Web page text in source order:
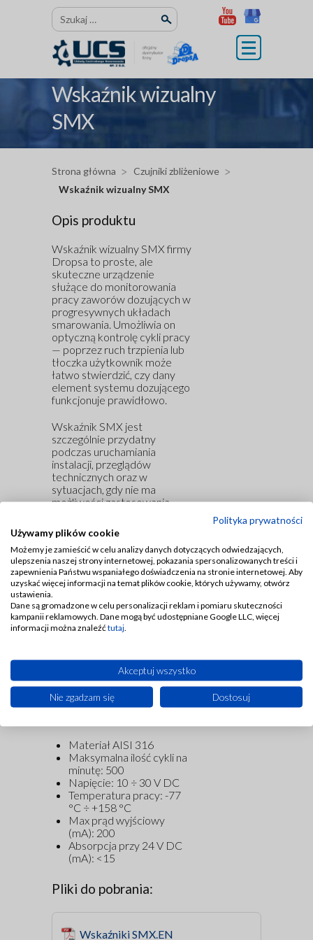
Szukaj:
Wskaźnik wizualny
SMX
Strona główna
Czujniki zbliżeniowe
Wskaźnik wizualny SMX
Opis produktu
Wskaźnik wizualny SMX firmy
Dropsa to proste, ale
skuteczne urządzenie
służące do monitorowania
pracy zaworów dozujących w
progresywnych układach
smarowania. Umożliwia on
optyczną kontrolę cykli pracy
— poprzez ruch trzpienia lub
tłoczka użytkownik może
łatwo stwierdzić, czy dany
element systemu dozującego
funkcjonuje prawidłowo.
Wskaźnik SMX jest
szczególnie przydatny
podczas uruchamiania
instalacji, przeglądów
technicznych oraz w
sytuacjach, gdy nie ma
możliwości zastosowania
Solidna konstrukcja zapewnia
odporność na warunki
przemysłowe i niezawodne
działanie w długim okresie
eksploatacji. To praktyczne
rozwiązanie poprawiające
kontrolę i bezpieczeństwo
pracy systemów
Materiał AISI 316
Maksymalna ilość cykli na
minutę: 500
Napięcie: 10 ÷ 30 V DC
Temperatura pracy: -77
°C ÷ +158 °C
Max prąd wyjściowy
(mA): 200
Absorpcja przy 24V DC
(mA): < 15
Pliki do pobrania:
Wskaźniki SMX.EN
Polityka prywatności
Używamy plików cookie
Możemy je zamieścić w celu analizy danych dotyczących odwiedzających,
ulepszenia naszej strony internetowej, pokazania spersonalizowanych treści i
zapewnienia Państwu wspaniałego doświadczenia na stronie internetowej. Aby
uzyskać więcej informacji na temat plików cookie, których używamy, otwórz
ustawienia.
Dane są gromadzone w celu personalizacji reklam i pomiaru skuteczności
kampanii reklamowych. Dane mogą być udostępniane Google LLC, więcej
informacji można znaleźć tutaj
Akceptuj wszystko
Nie zgadzam się Dostosuj